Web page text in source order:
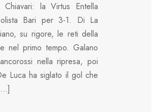
Chiavari: la Virtus Entella
Bari per 3-1. Di La
su rigore, le reti della
nel primo tempo. Galano
nella ripresa, poi
Luca ha siglato il gol che